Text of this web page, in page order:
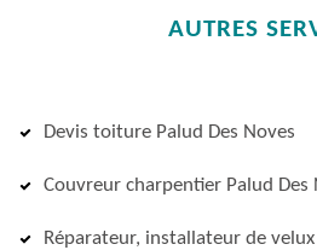
AUTRES
Devis toiture Palud Des Noves
Couvreur charpentier Palud Des
Réparateur, installateur de velux